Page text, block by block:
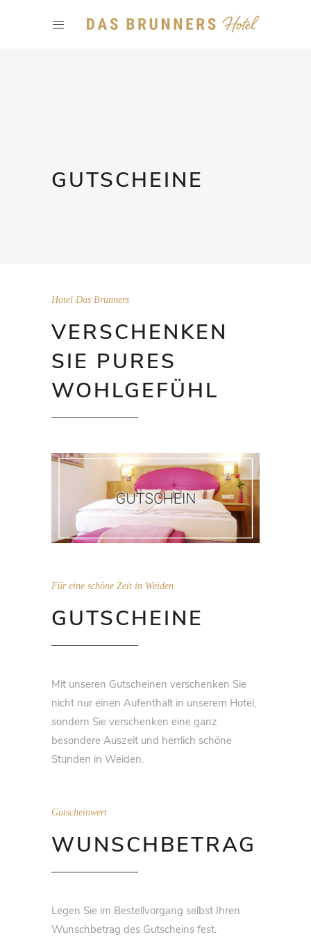
GUTSCHEINE
Hotel Das Brunners
VERSCHENKEN
SIE PURES
WOHLGEFÜHL
Für eine schöne Zeit in Weiden
GUTSCHEINE
Mit unseren Gutscheinen verschenken Sie
nicht nur einen Aufenthalt in unserem Hotel,
sondern Sie verschenken eine ganz
besondere Auszeit und herrlich schöne
Stunden in Weiden.
Gutscheinwert
WUNSCHBETRAG
Legen Sie im Bestellvorgang selbst Ihren
Wunschbetrag des Gutscheins fest.